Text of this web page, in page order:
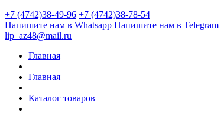
+7 (4742)38-49-96 +7 (4742)38-78-54
Напишите нам в Whatsapp Напишите нам в Telegram
lip_az48@mail.ru
Главная
Главная
Каталог товаров